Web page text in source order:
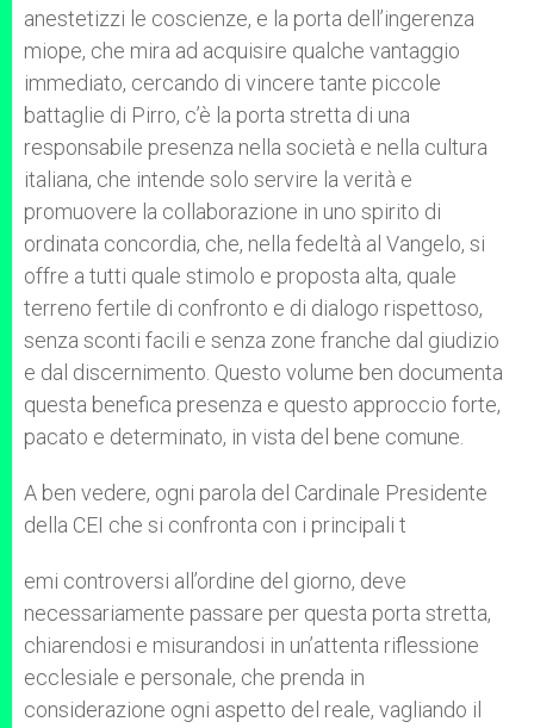
anestetizzi le coscienze, e la porta dell’ingerenza
miope, che mira ad acquisire qualche vantaggio
immediato, cercando di vincere tante piccole
battaglie di Pirro, c’è la porta stretta di una
responsabile presenza nella società e nella cultura
italiana, che intende solo servire la verità e
promuovere la collaborazione in uno spirito di
ordinata concordia, che, nella fedeltà al Vangelo, si
offre a tutti quale stimolo e proposta alta, quale
terreno fertile di confronto e di dialogo rispettoso,
senza sconti facili e senza zone franche dal giudizio
e dal discernimento. Questo volume ben documenta
questa benefica presenza e questo approccio forte,
pacato e determinato, in vista del bene comune.
A ben vedere, ogni parola del Cardinale Presidente
della CEI che si confronta con i principali t
emi controversi all’ordine del giorno, deve
necessariamente passare per questa porta stretta,
chiarendosi e misurandosi in un’attenta riflessione
ecclesiale e personale, che prenda in
considerazione ogni aspetto del reale, vagliando il